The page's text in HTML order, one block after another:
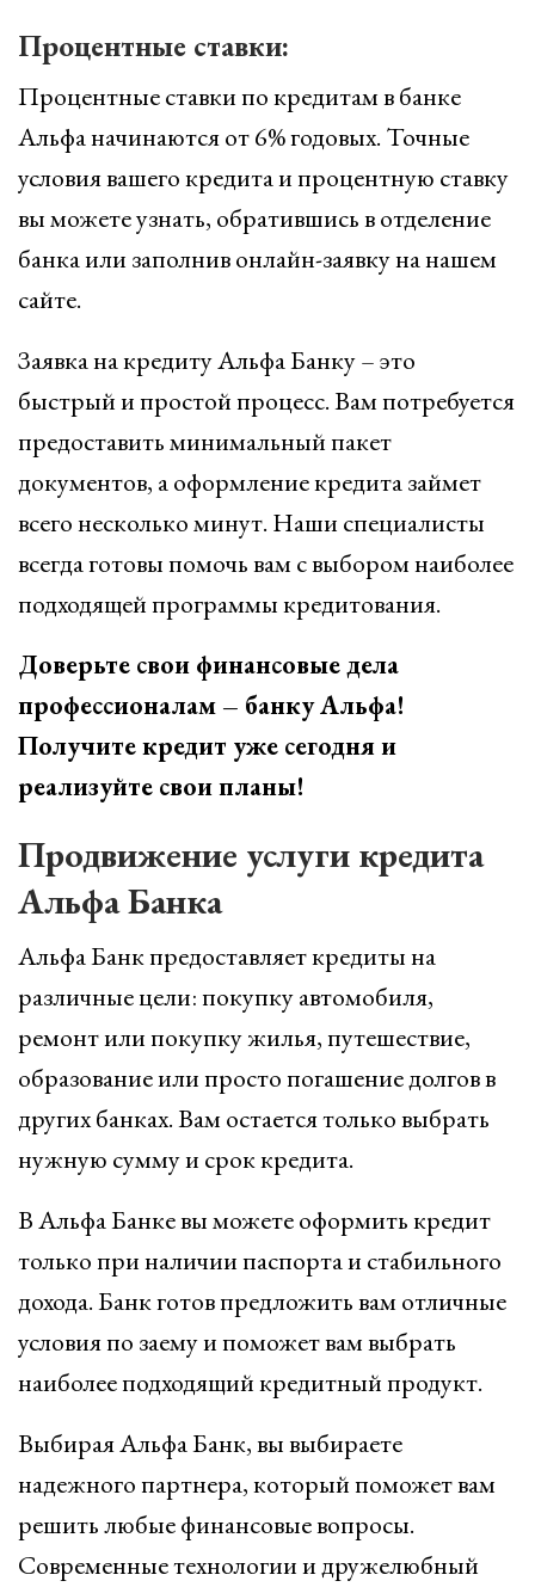
Процентные ставки:
Процентные ставки по кредитам в банке
Альфа начинаются от 6% годовых. Точные
условия вашего кредита и процентную ставку
вы можете узнать, обратившись в отделение
банка или заполнив онлайн-заявку на нашем
сайте.
Заявка на кредиту Альфа Банку – это
быстрый и простой процесс. Вам потребуется
предоставить минимальный пакет
документов, а оформление кредита займет
всего несколько минут. Наши специалисты
всегда готовы помочь вам с выбором наиболее
подходящей программы кредитования.
Доверьте свои финансовые дела
профессионалам – банку Альфа!
Получите кредит уже сегодня и
реализуйте свои планы!
Продвижение услуги кредита
Альфа Банка
Альфа Банк предоставляет кредиты на
различные цели: покупку автомобиля,
ремонт или покупку жилья, путешествие,
образование или просто погашение долгов в
других банках. Вам остается только выбрать
нужную сумму и срок кредита.
В Альфа Банке вы можете оформить кредит
только при наличии паспорта и стабильного
дохода. Банк готов предложить вам отличные
условия по заему и поможет вам выбрать
наиболее подходящий кредитный продукт.
Выбирая Альфа Банк, вы выбираете
надежного партнера, который поможет вам
решить любые финансовые вопросы.
Современные технологии и дружелюбный